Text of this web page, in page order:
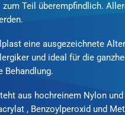
Teil überempfindlich.
eine ausgezeichnete
und ideal für die
Behandlung.
aus hochreinem Nylon
, Benzoylperoxid und